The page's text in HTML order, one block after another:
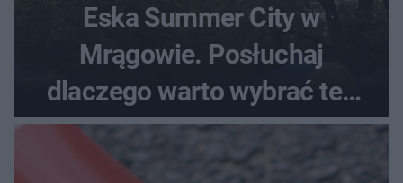
Eska Summer City w
Mrągowie. Posłuchaj
dlaczego warto wybrać ten
kierunek na urlop!